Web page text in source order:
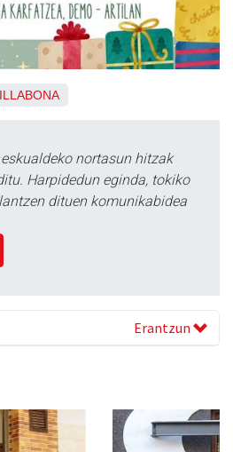
nortasun hitzak
Harpidedun eginda, tokiko
dituen komunikabidea
Erantzun